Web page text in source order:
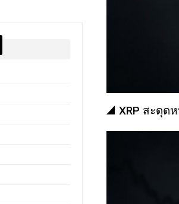
XRP สะดุด